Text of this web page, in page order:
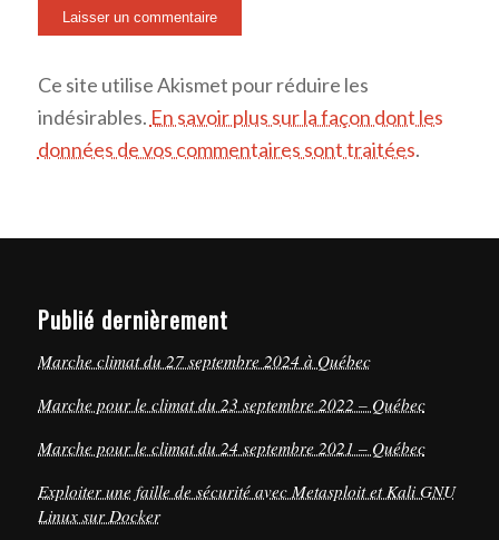
Ce site utilise Akismet pour réduire les
indésirables. En savoir plus sur la façon dont les
données de vos commentaires sont traitées.
Publié dernièrement
Marche climat du 27 septembre 2024 à Québec
Marche pour le climat du 23 septembre 2022 – Québec
Marche pour le climat du 24 septembre 2021 – Québec
Exploiter une faille de sécurité avec Metasploit et Kali GNU
Linux sur Docker